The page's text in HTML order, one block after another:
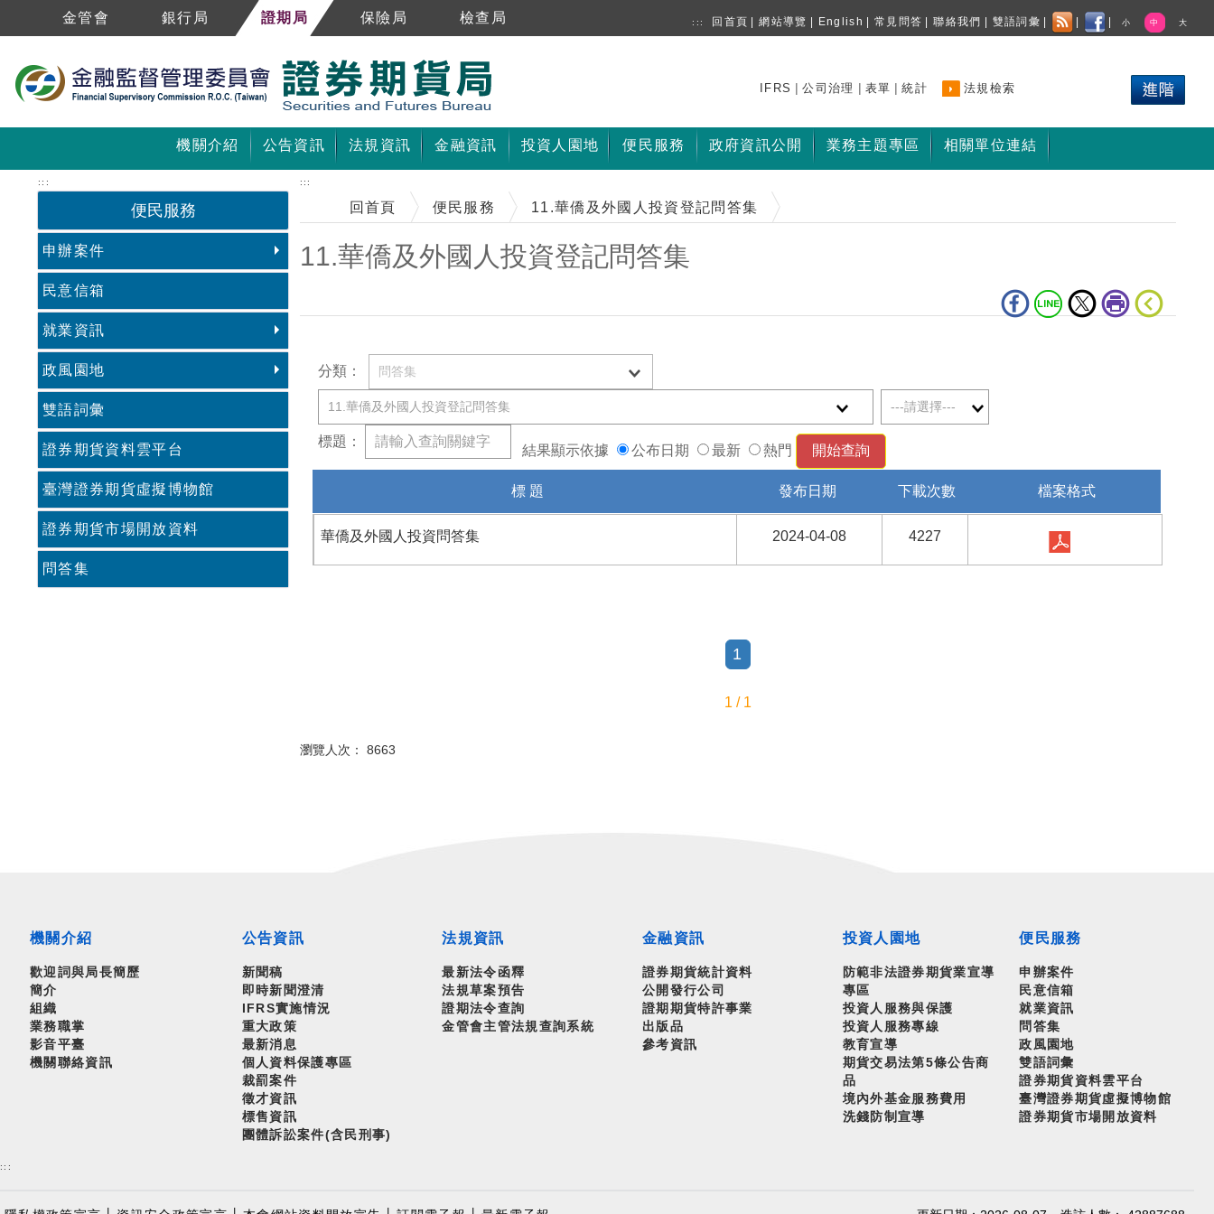
跳到主要內容區塊
金管會 銀行局 證期局 保險局 檢查局 ::: 回首頁 網站導覽 English 常見問答 聯絡我們 雙語詞彙 小 中 大
IFRS |公司治理 | 表單 |統計 法規檢索
機關介紹 公告資訊 法規資訊 金融資訊 投資人園地 便民服務 政府資訊公開 業務主題專區 相關單位連結
:::
便民服務
申辦案件
民意信箱
就業資訊
政風園地
雙語詞彙
證券期貨資料雲平台
臺灣證券期貨虛擬博物館
證券期貨市場開放資料
問答集
:::
回首頁 便民服務 11.華僑及外國人投資登記問答集
11.華僑及外國人投資登記問答集
分類：
標題：
結果顯示依據 公布日期 最新 熱門
標 題 發布日期 下載次數 檔案格式
華僑及外國人投資問答集 2024-04-08 4227
1
1 / 1
瀏覽人次： 8663
機關介紹
歡迎詞與局長簡歷
簡介
組織
業務職掌
影音平臺
機關聯絡資訊
公告資訊
新聞稿
即時新聞澄清
IFRS實施情況
重大政策
最新消息
個人資料保護專區
裁罰案件
徵才資訊
標售資訊
團體訴訟案件(含民刑事)
法規資訊
最新法令函釋
法規草案預告
證期法令查詢
金管會主管法規查詢系統
金融資訊
證券期貨統計資料
公開發行公司
證期期貨特許事業
出版品
參考資訊
投資人園地
防範非法證券期貨業宣導
專區
投資人服務與保護
投資人服務專線
教育宣導
期貨交易法第5條公告商
品
境內外基金服務費用
洗錢防制宣導
便民服務
申辦案件
民意信箱
就業資訊
問答集
政風園地
雙語詞彙
證券期貨資料雲平台
臺灣證券期貨虛擬博物館
證券期貨市場開放資料
:::